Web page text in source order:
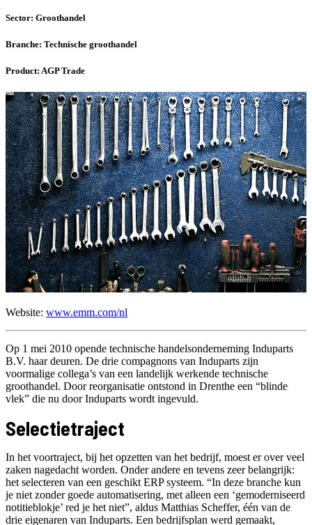
Sector: Groothandel
Branche: Technische groothandel
Product: AGP Trade
Website: www.emm.com/nl
Op 1 mei 2010 opende technische handelsonderneming Induparts
B.V. haar deuren. De drie compagnons van Induparts zijn
voormalige collega’s van een landelijk werkende technische
groothandel. Door reorganisatie ontstond in Drenthe een “blinde
vlek” die nu door Induparts wordt ingevuld.
Selectietraject
In het voortraject, bij het opzetten van het bedrijf, moest er over veel
zaken nagedacht worden. Onder andere en tevens zeer belangrijk:
het selecteren van een geschikt ERP systeem. “In deze branche kun
je niet zonder goede automatisering, met alleen een ‘gemoderniseerd
notitieblokje’ red je het niet”, aldus Matthias Scheffer, één van de
drie eigenaren van Induparts. Een bedrijfsplan werd gemaakt,